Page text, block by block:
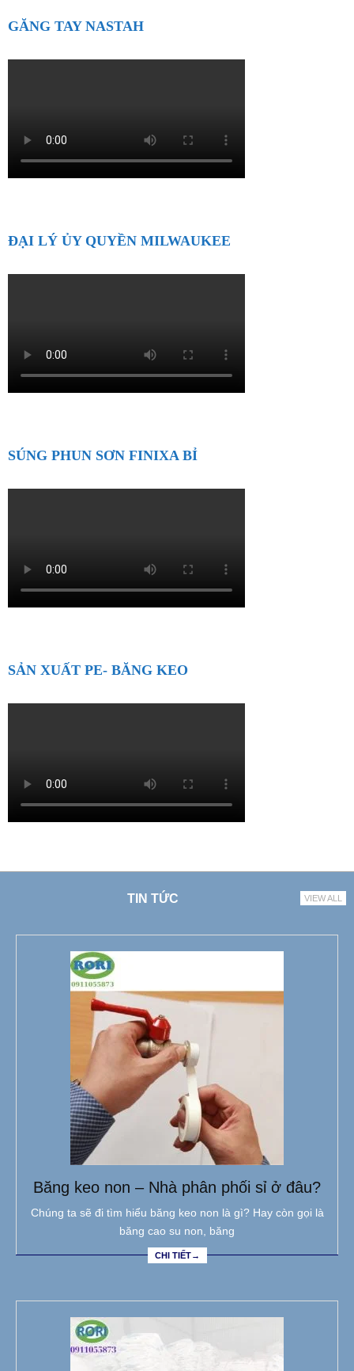
GĂNG TAY NASTAH
ĐẠI LÝ ỦY QUYỀN MILWAUKEE
SÚNG PHUN SƠN FINIXA BỈ
SẢN XUẤT PE- BĂNG KEO
TIN TỨC VIEW ALL
Băng keo non – Nhà phân phối sỉ ở đâu?
Chúng ta sẽ đi tìm hiểu băng keo non là gì? Hay còn gọi là
băng cao su non, băng
CHI TIẾT→